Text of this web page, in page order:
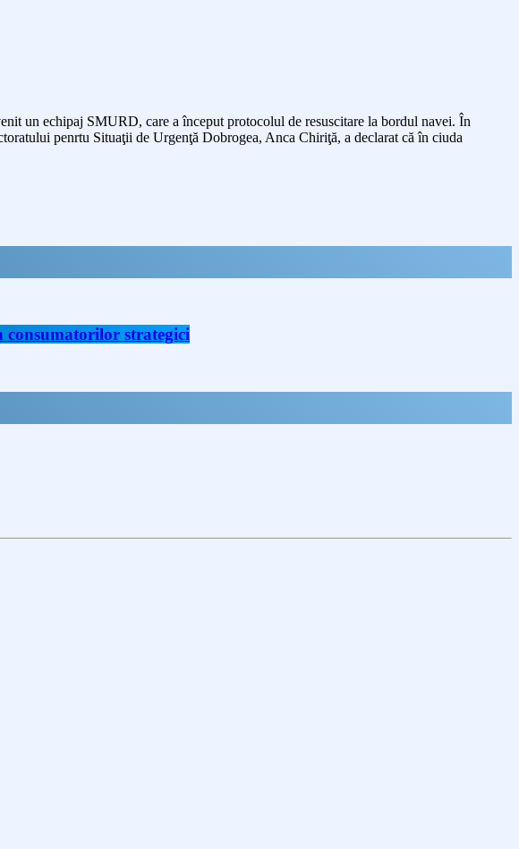
un echipaj SMURD, care a început protocolul de resuscitare la bordul navei. În
penrtu Situaţii de Urgenţă Dobrogea, Anca Chiriţă, a declarat că în ciuda
consumatorilor strategici